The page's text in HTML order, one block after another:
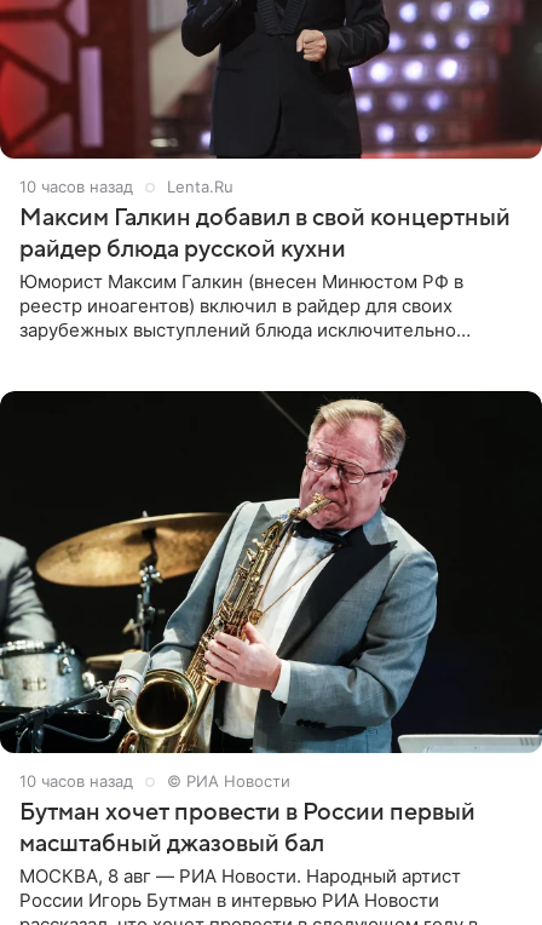
10 часов назад Lenta.Ru
Максим Галкин добавил в свой концертный
райдер блюда русской кухни
Юморист Максим Галкин (внесен Минюстом РФ в
реестр иноагентов) включил в райдер для своих
зарубежных выступлений блюда исключительно
10 часов назад © РИА Новости
Бутман хочет провести в России первый
масштабный джазовый бал
МОСКВА, 8 авг — РИА Новости. Народный артист
России Игорь Бутман в интервью РИА Новости